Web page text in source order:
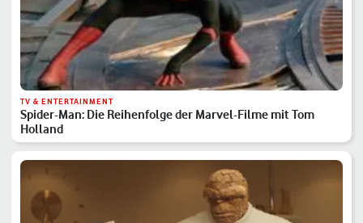
TV & ENTERTAINMENT
Spider-Man: Die Reihenfolge der Marvel-Filme mit Tom
Holland